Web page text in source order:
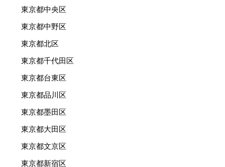
東京都中央区
東京都中野区
東京都北区
東京都千代田区
東京都台東区
東京都品川区
東京都墨田区
東京都大田区
東京都文京区
東京都新宿区